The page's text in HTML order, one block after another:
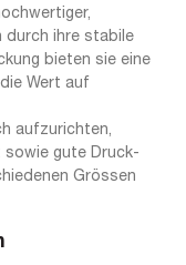
durch ihre stabile
bieten sie eine
Wert auf
aufzurichten,
sowie gute Druck-
Grössen